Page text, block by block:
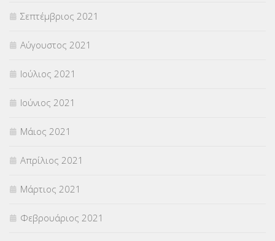
Σεπτέμβριος 2021
Αύγουστος 2021
Ιούλιος 2021
Ιούνιος 2021
Μάιος 2021
Απρίλιος 2021
Μάρτιος 2021
Φεβρουάριος 2021